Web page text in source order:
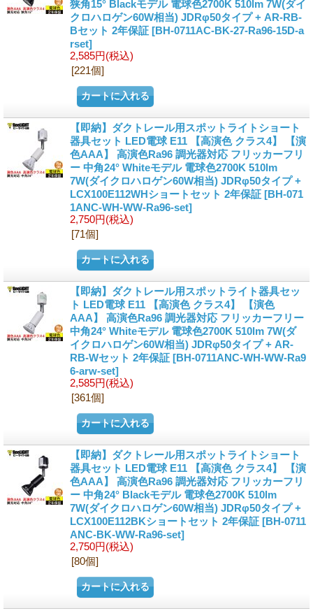
狭角15° Blackモデル 電球色2700K 510lm 7W(ダイ
クロハロゲン60W相当) JDRφ50タイプ + AR-RB-
Bセット 2年保証 [BH-0711AC-BK-27-Ra96-15D-a
rset]
2,585円(税込)
[221個]
【即納】ダクトレール用スポットライトショート
器具セット LED電球 E11 【高演色 クラス4】 【演
色AAA】 高演色Ra96 調光器対応 フリッカーフリ
ー 中角24° Whiteモデル 電球色2700K 510lm
7W(ダイクロハロゲン60W相当) JDRφ50タイプ +
LCX100E112WHショートセット 2年保証 [BH-071
1ANC-WH-WW-Ra96-set]
2,750円(税込)
[71個]
【即納】ダクトレール用スポットライト器具セッ
ト LED電球 E11 【高演色 クラス4】 【演色
AAA】 高演色Ra96 調光器対応 フリッカーフリー
中角24° Whiteモデル 電球色2700K 510lm 7W(ダ
イクロハロゲン60W相当) JDRφ50タイプ + AR-
RB-Wセット 2年保証 [BH-0711ANC-WH-WW-Ra9
6-arw-set]
2,585円(税込)
[361個]
【即納】ダクトレール用スポットライトショート
器具セット LED電球 E11 【高演色 クラス4】 【演
色AAA】 高演色Ra96 調光器対応 フリッカーフリ
ー 中角24° Blackモデル 電球色2700K 510lm
7W(ダイクロハロゲン60W相当) JDRφ50タイプ +
LCX100E112BKショートセット 2年保証 [BH-0711
ANC-BK-WW-Ra96-set]
2,750円(税込)
[80個]